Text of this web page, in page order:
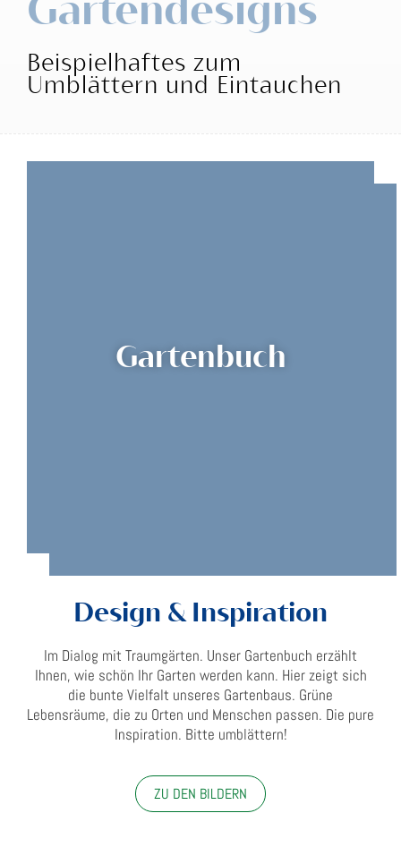
Gartendesigns
Beispielhaftes zum
Umblättern und Eintauchen
Gartenbuch
Design & Inspiration
Im Dialog mit Traumgärten. Unser Gartenbuch erzählt
Ihnen, wie schön Ihr Garten werden kann. Hier zeigt sich
die bunte Vielfalt unseres Gartenbaus. Grüne
Lebensräume, die zu Orten und Menschen passen. Die pure
Inspiration. Bitte umblättern!
ZU DEN BILDERN